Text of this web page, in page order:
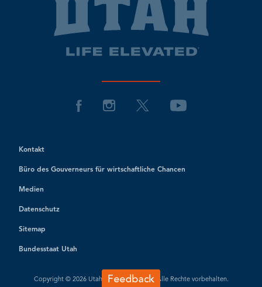
Kontakt
Büro des Gouverneurs für wirtschaftliche Chancen
Medien
Datenschutz
Sitemap
Bundesstaat Utah
Copyright © 2026 Utah Office of Tourism. Alle Rechte vorbehalten.